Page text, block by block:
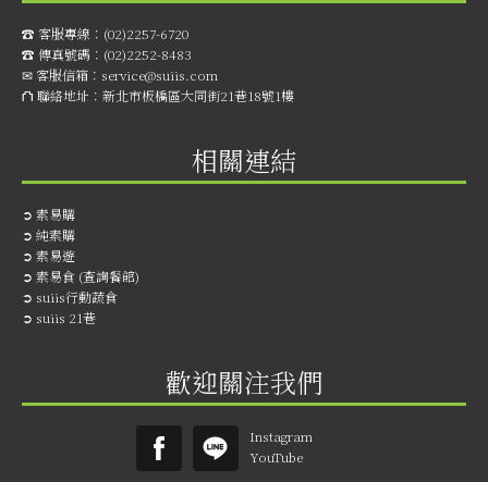
☎︎ 客服專線： (02)2257-6720
☎︎ 傳真號碼： (02)2252-8483
✉ 客服信箱： service@suiis.com
⛫ 聯絡地址： 新北市板橋區大同街21巷18號1樓
相關連結
➲ 素易購
➲ 純素購
➲ 素易遊
➲ 素易食 (查詢餐館)
➲ suiis行動蔬食
➲ suiis 21巷
歡迎關注我們
Instagram
YouTube